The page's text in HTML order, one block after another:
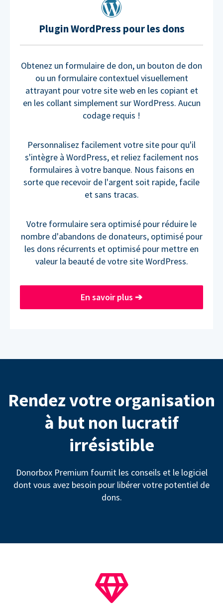
Plugin WordPress pour les dons
Obtenez un formulaire de don, un bouton de don
ou un formulaire contextuel visuellement
attrayant pour votre site web en les copiant et
en les collant simplement sur WordPress. Aucun
codage requis !
Personnalisez facilement votre site pour qu'il
s'intègre à WordPress, et reliez facilement nos
formulaires à votre banque. Nous faisons en
sorte que recevoir de l'argent soit rapide, facile
et sans tracas.
Votre formulaire sera optimisé pour réduire le
nombre d'abandons de donateurs, optimisé pour
les dons récurrents et optimisé pour mettre en
valeur la beauté de votre site WordPress.
En savoir plus ➔
Rendez votre organisation
à but non lucratif
irrésistible
Donorbox Premium fournit les conseils et le logiciel
dont vous avez besoin pour libérer votre potentiel de
dons.